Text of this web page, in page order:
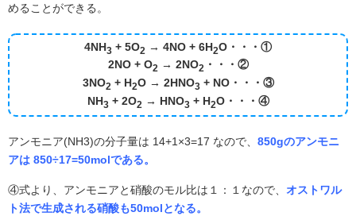
めることができる。
4NH3 + 5O2 → 4NO + 6H2O・・・①
2NO + O2 → 2NO2 ・・・②
3NO2 + H2O → 2HNO3 + NO・・・③
NH3 + 2O2 → HNO3 + H2O・・・④
アンモニア(NH3)の分子量は 14+1×3=17 なので、 850gのアンモニ
アは 850÷17=50molである。
④式より、アンモニアと硝酸のモル比は１：１なので、 オストワル
ト法で生成される硝酸も50molとなる。